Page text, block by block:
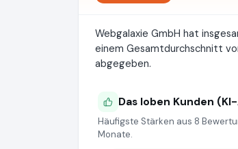
Webgalaxie GmbH hat
einem Gesamtdurchschnitt
abgegeben.
Das loben Kunden
Häufigste Stärken aus 8
Monate.